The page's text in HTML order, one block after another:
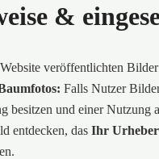
&
veröffentlichten
Falls Nutzer
besitzen und einer Nutzung
entdecken, das Ihr